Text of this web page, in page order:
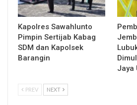
Kapolres Sawahlunto
Pimpin Sertijab Kabag
SDM dan Kapolsek
Barangin
Jaya
PREV NEXT